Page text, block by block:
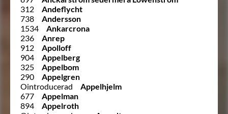
312
Andeflycht
738
Andersson
1534
Ankarcrona
236
Anrep
912
Apolloff
904
Appelberg
325
Appelbom
290
Appelgren
Ointroducerad
Appelhjelm
677
Appelman
894
Appelroth